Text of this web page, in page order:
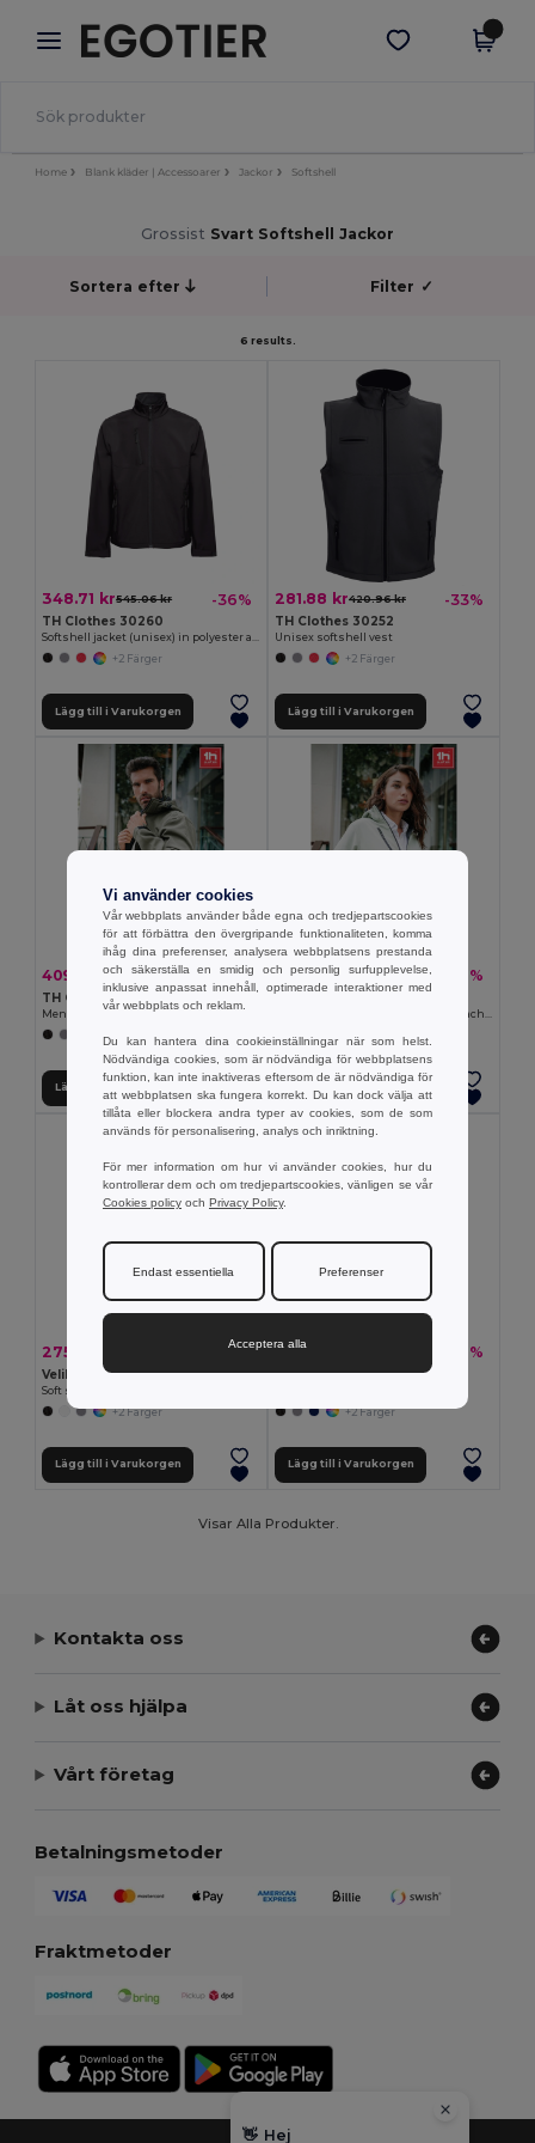
× Egotier-app
Bättre priser i appen!
Hämta app
Home Blank kläder | Accessoarer Jackor Softshell
Grossist Svart Softshell Jackor
Sortera efter Filter ✓
6 results.
348.71 kr545.06 kr -36%
TH Clothes 30260
Softshell jacket (unisex) in polyester and elastane
+2 Färger
Lägg till i Varukorgen
281.88 kr420.96 kr -33%
TH Clothes 30252
Unisex softshell vest
+2 Färger
Lägg till i Varukorgen
409.91 kr597.66 kr -31%
TH Clothes 30180
+6 Färger
Lägg till i Varukorgen
409.91 kr 640.69 kr -36%
TH Clothes 30181
+6 Färger
Lägg till i Varukorgen
275.19 kr -33%
Velilla 36136
+2 Färger
Lägg till i Varukorgen
396.95 kr -29%
TH Clothes 30302
+2 Färger
Lägg till i Varukorgen
Visar Alla Produkter.
Kontakta oss
Låt oss hjälpa
Vårt företag
Betalningsmetoder
Fraktmetoder
Vi använder cookies
Vår webbplats använder både egna och tredjepartscookies
för att förbättra den övergripande funktionaliteten, komma
ihåg dina preferenser, analysera webbplatsens prestanda
och säkerställa en smidig och personlig surfupplevelse,
inklusive anpassat innehåll, optimerade interaktioner med
vår webbplats och reklam.
Du kan hantera dina cookieinställningar när som helst.
Nödvändiga cookies, som är nödvändiga för webbplatsens
funktion, kan inte inaktiveras eftersom de är nödvändiga för
att webbplatsen ska fungera korrekt. Du kan dock välja att
tillåta eller blockera andra typer av cookies, som de som
används för personalisering, analys och inriktning.
För mer information om hur vi använder cookies, hur du
kontrollerar dem och om tredjepartscookies, vänligen se vår
Cookies policy och Privacy Policy.
Endast essentiella Preferenser
Acceptera alla
👋 Hej